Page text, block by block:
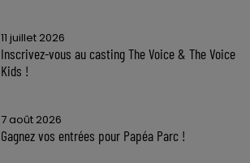
11 juillet 2026
Inscrivez-vous au casting The Voice & The Voice
Kids !
7 août 2026
Gagnez vos entrées pour Papéa Parc !